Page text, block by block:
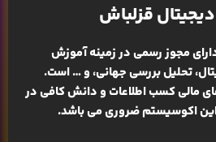
دیجیتال قزلباش
مجوز رسمی در زمینهآموزش
تحلیل بررسی جهانی، و … است.
های مالی کسب اطلاعات و دانش کافی در
این اکوسیستم ضروری می باشد.